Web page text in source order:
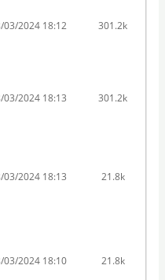
03/2024 18:12 301.2k
03/2024 18:13 301.2k
03/2024 18:13 21.8k
03/2024 18:10 21.8k